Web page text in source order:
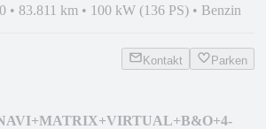
• 83.811 km • 100 kW (136 PS) • Benzin
Kontakt Parken